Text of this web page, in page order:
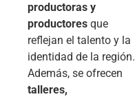
productoras y
productores que
reflejan el talento y la
identidad de la región.
Además, se ofrecen
talleres,